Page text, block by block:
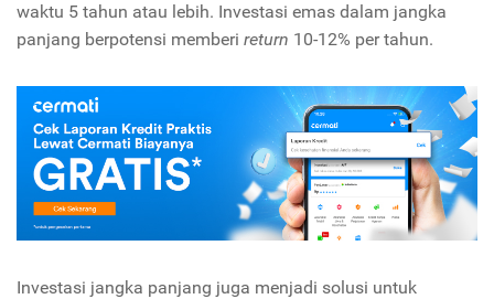
waktu 5 tahun atau lebih. Investasi emas dalam jangka
panjang berpotensi memberi return 10-12% per tahun.
Investasi jangka panjang juga menjadi solusi untuk